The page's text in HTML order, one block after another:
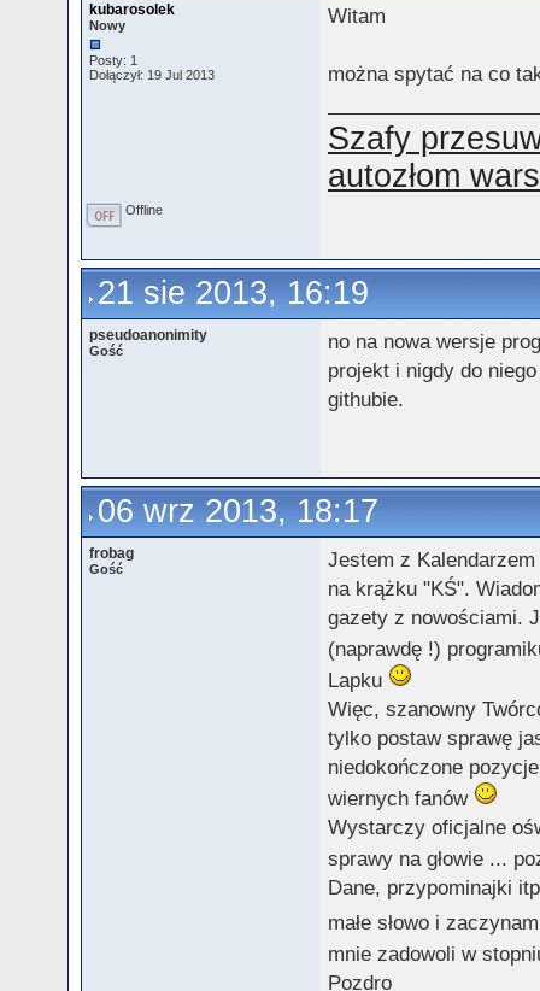
kubarosolek
Nowy
Posty: 1
Dołączył: 19 Jul 2013
Witam
można spytać na co
Szafy
autozłom
Offline
21 sie 2013, 16:19
pseudoanonimity
Gość
no na nowa wersje
projekt i nigdy do
githubie.
06 wrz 2013, 18:17
frobag
Gość
Jestem z
na krążku "KŚ".
gazety z nowościami.
(naprawdę !)
Lapku
Więc, szanowny
tylko postaw sprawę
niedokończone
wiernych fanów
Wystarczy oficjalne
sprawy na głowie ...
Dane, przypominajki
małe słowo i
mnie zadowoli w
Pozdro